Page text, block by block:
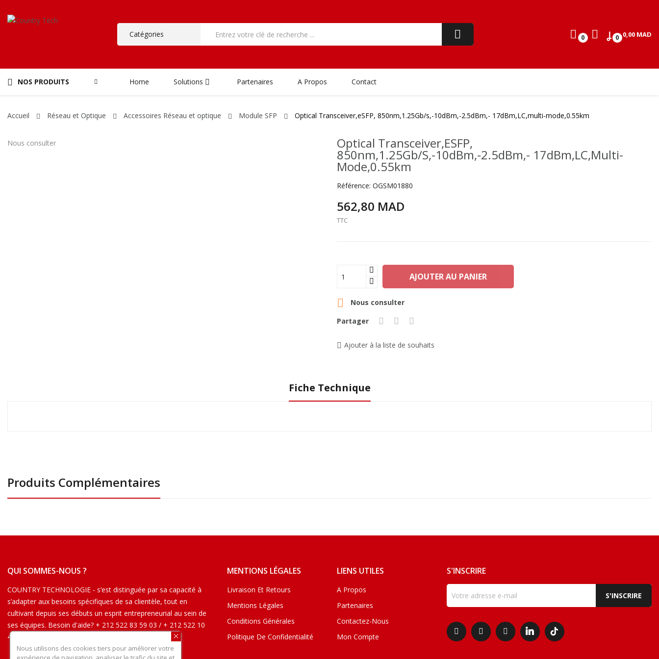
0 0,00 MAD
0
NOS PRODUITS Home Solutions Partenaires A Propos Contact
Accueil Réseau et Optique Accessoires Réseau et optique Module SFP Optical Transceiver,eSFP, 850nm,1.25Gb/s,-10dBm,-2.5dBm,- 17dBm,LC,multi-mode,0.55km
Nous consulter Optical Transceiver,eSFP,
850nm,1.25Gb/s,-10dBm,-2.5dBm,- 17dBm,LC,multi-
Mode,0.55km
Référence: OGSM01880
562,80 MAD
TTC
AJOUTER AU PANIER
 Nous consulter
Partager
Ajouter à la liste de souhaits
Fiche Technique
Produits Complémentaires
QUI SOMMES-NOUS ?
COUNTRY TECHNOLOGIE - s’est distinguée par sa capacité à
s’adapter aux besoins spécifiques de sa clientèle, tout en
cultivant depuis ses débuts un esprit entrepreneurial au sein de
ses équipes. Besoin d'aide? + 212 522 83 59 03 / + 212 522 10
42 54
MENTIONS LÉGALES
Livraison Et Retours
Mentions Légales
Conditions Générales
Politique De Confidentialité
LIENS UTILES
A Propos
Partenaires
Contactez-Nous
Mon Compte
S'INSCRIRE
Nous utilisons des cookies tiers pour améliorer votre